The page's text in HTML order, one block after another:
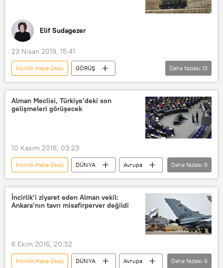
Elif Sudagezer
23 Nisan 2019, 15:41
İncirlik Hava Üssü
GÖRÜŞ
Haberler
Türkiye
DÜNYA
TÜRKİYE
NATO
Robert Menendez
PKK/PYD
IŞİD
Daha fazlası 13
Alman Meclisi, Türkiye’deki son
gelişmeleri görüşecek
10 Kasım 2016, 03:23
İncirlik Hava Üssü DÜNYA
Avrupa
Haberler
TÜRKİYE
Almanya
HDP
IŞİD
Cumhuriyet gazetesi
Daha fazlası 8
İncirlik’i ziyaret eden Alman vekil:
Ankara’nın tavrı misafirperver değildi
6 Ekim 2016, 20:52
İncirlik Hava Üssü DÜNYA
Avrupa
Daha fazlası 6